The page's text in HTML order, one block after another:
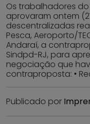
Os trabalhadores
aprovaram ontem
descentralizadas
Pesca, Aeroporto/
Andaraí, a
Sindpd-RJ, para
negociação que
contraproposta: •
Publicado por